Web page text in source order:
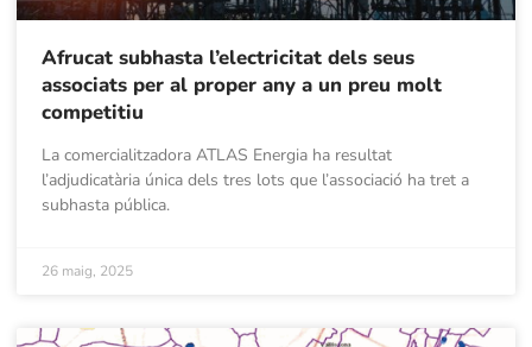
Afrucat subhasta l’electricitat dels seus
associats per al proper any a un preu molt
competitiu
La comercialitzadora ATLAS Energia ha resultat
l’adjudicatària única dels tres lots que l’associació ha tret a
subhasta pública.
26 maig, 2025